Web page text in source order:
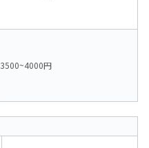
3500~4000円